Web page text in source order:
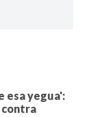
esa yegua':
contra